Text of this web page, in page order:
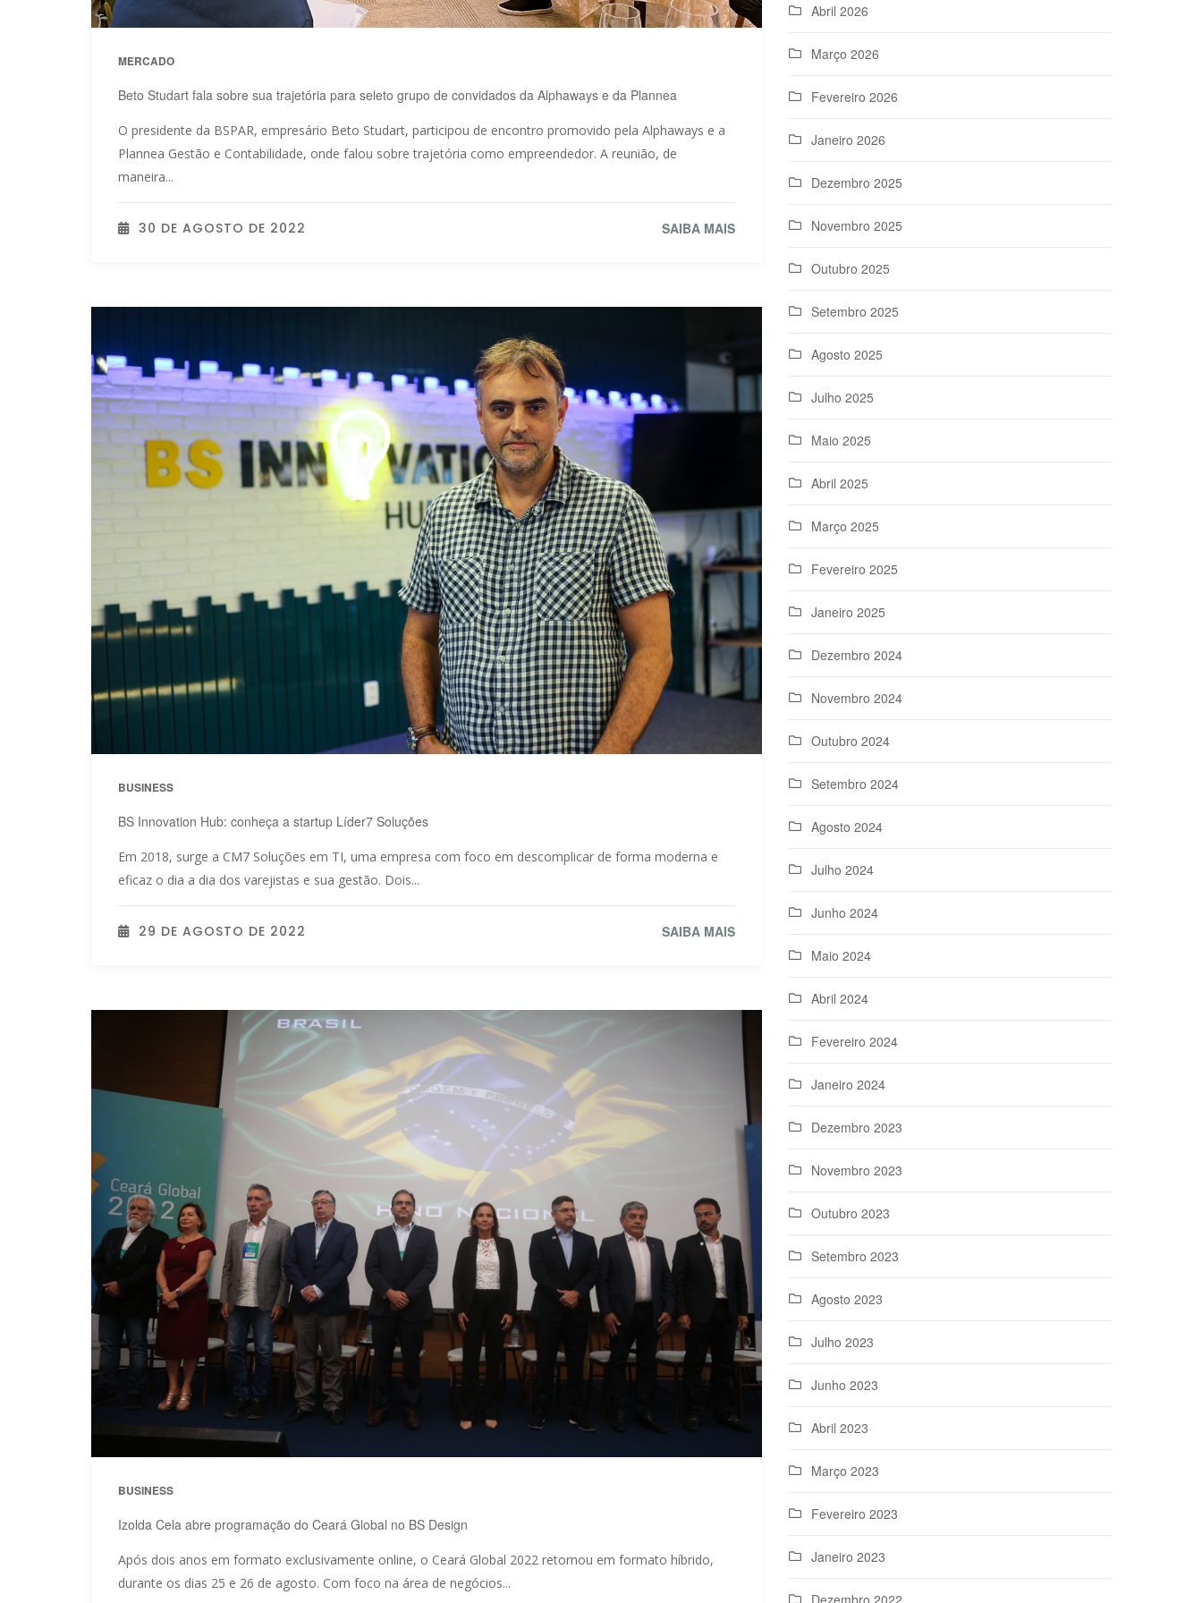
MERCADO
Beto Studart fala sobre sua trajetória para seleto grupo de convidados da Alphaways e da Plannea
O presidente da BSPAR, empresário Beto Studart, participou de encontro promovido pela Alphaways e a
Plannea Gestão e Contabilidade, onde falou sobre trajetória como empreendedor. A reunião, de
maneira...
30 DE AGOSTO DE 2022 SAIBA MAIS
BUSINESS
BS Innovation Hub: conheça a startup Líder7 Soluções
Em 2018, surge a CM7 Soluções em TI, uma empresa com foco em descomplicar de forma moderna e
eficaz o dia a dia dos varejistas e sua gestão. Dois...
29 DE AGOSTO DE 2022 SAIBA MAIS
BUSINESS
Izolda Cela abre programação do Ceará Global no BS Design
Após dois anos em formato exclusivamente online, o Ceará Global 2022 retornou em formato híbrido,
durante os dias 25 e 26 de agosto. Com foco na área de negócios...
Abril 2026
Março 2026
Fevereiro 2026
Janeiro 2026
Dezembro 2025
Novembro 2025
Outubro 2025
Setembro 2025
Agosto 2025
Julho 2025
Maio 2025
Abril 2025
Março 2025
Fevereiro 2025
Janeiro 2025
Dezembro 2024
Novembro 2024
Outubro 2024
Setembro 2024
Agosto 2024
Julho 2024
Junho 2024
Maio 2024
Abril 2024
Fevereiro 2024
Janeiro 2024
Dezembro 2023
Novembro 2023
Outubro 2023
Setembro 2023
Agosto 2023
Julho 2023
Junho 2023
Abril 2023
Março 2023
Fevereiro 2023
Janeiro 2023
Dezembro 2022